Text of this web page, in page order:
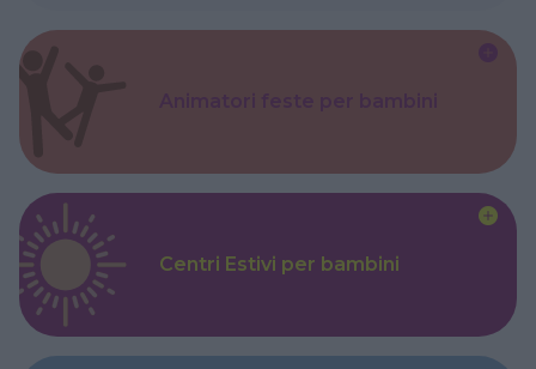
Centri Estivi per bambini